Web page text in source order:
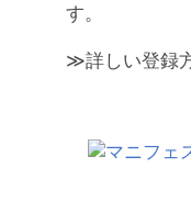
す。
≫詳しい登録